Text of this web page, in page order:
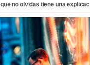
no olvidas tiene una